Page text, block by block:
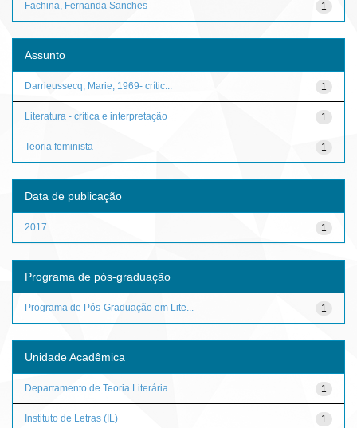
1
Fachina, Fernanda Sanches
Assunto
1
Darrieussecq, Marie, 1969- crític...
1
Literatura - crítica e interpretação
1
Teoria feminista
Data de publicação
1
2017
Programa de pós-graduação
1
Programa de Pós-Graduação em Lite...
Unidade Acadêmica
1
Departamento de Teoria Literária ...
1
Instituto de Letras (IL)